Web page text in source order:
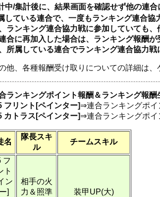
中/集計後に、結果画面を確認せず他の連
している連合で、一度もランキング連合協
ランキング連合協力戦に参加していても、
合に再加入した場合は、ランキング報酬が
所属している連合でランキング連合協力戦
他、各種報酬受け取りについての詳細は、
ランキングポイント報酬＆ランキング報酬
フリント[ペインター]⇒連合ランキングポイ
カトラス[ペインター]⇒連合ランキングポイ
名
隊長スキ
ル
チームスキル
ト
ン
]
相手の火
力＆照準
装甲UP(大)